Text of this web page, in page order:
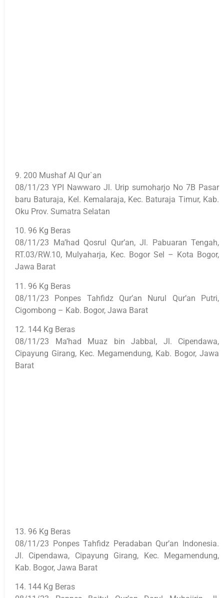
9. 200 Mushaf Al Qur`an
08/11/23 YPI Nawwaro Jl. Urip sumoharjo No 7B Pasar
baru Baturaja, Kel. Kemalaraja, Kec. Baturaja Timur, Kab.
Oku Prov. Sumatra Selatan
10. 96 Kg Beras
08/11/23 Ma’had Qosrul Qur’an, Jl. Pabuaran Tengah,
RT.03/RW.10, Mulyaharja, Kec. Bogor Sel – Kota Bogor,
Jawa Barat
11. 96 Kg Beras
08/11/23 Ponpes Tahfidz Qur’an Nurul Qur’an Putri,
Cigombong – Kab. Bogor, Jawa Barat
12. 144 Kg Beras
08/11/23 Ma’had Muaz bin Jabbal, Jl. Cipendawa,
Cipayung Girang, Kec. Megamendung, Kab. Bogor, Jawa
Barat
13. 96 Kg Beras
08/11/23 Ponpes Tahfidz Peradaban Qur’an Indonesia.
Jl. Cipendawa, Cipayung Girang, Kec. Megamendung,
Kab. Bogor, Jawa Barat
14. 144 Kg Beras